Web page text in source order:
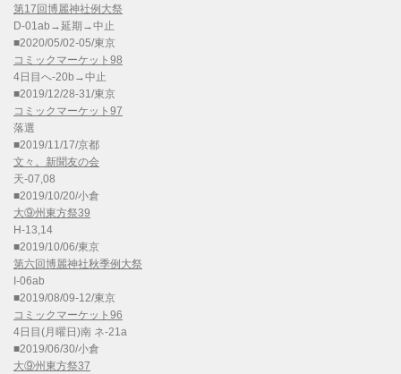
第17回博麗神社例大祭
D-01ab→延期→中止
■2020/05/02-05/東京
コミックマーケット98
4日目へ-20b→中止
■2019/12/28-31/東京
コミックマーケット97
落選
■2019/11/17/京都
文々。新聞友の会
天-07,08
■2019/10/20/小倉
大⑨州東方祭39
H-13,14
■2019/10/06/東京
第六回博麗神社秋季例大祭
I-06ab
■2019/08/09-12/東京
コミックマーケット96
4日目(月曜日)南 ネ-21a
■2019/06/30/小倉
大⑨州東方祭37